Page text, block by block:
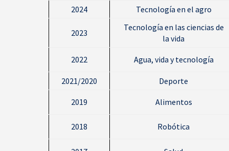
2024
Tecnología en el agro
2023
Tecnología en las ciencias de
la vida
2022 Agua, vida y tecnología
2021/2020 Deporte
2019 Alimentos
2018 Robótica